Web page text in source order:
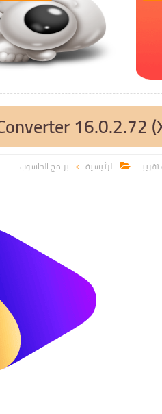
16.0.2.72
 الرئيسية > برامج الحاسوب